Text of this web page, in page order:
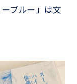
ブルー」は文